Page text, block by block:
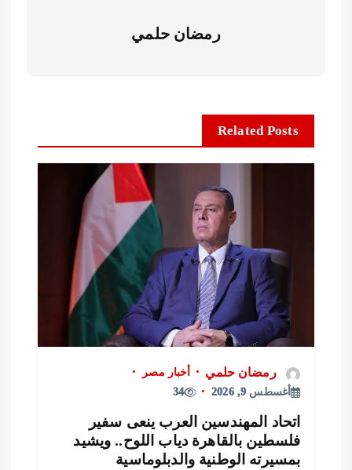
رمضان حلمي
Related Posts
رمضان حلمي
أخبار مصر
أغسطس 9, 2026
34
المهندسين العرب ينعى سفير
بالقاهرة دياب اللوح.. ويشيد
الوطنية والدبلوماسية